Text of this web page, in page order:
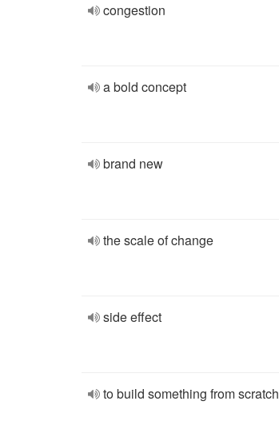
congestion
a bold concept
brand new
the scale of change
side effect
to build something from scratch